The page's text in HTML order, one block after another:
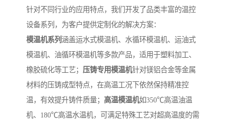
针对不同行业的应用特点，我们开发了品类丰富的温控
设备系列，为客户提供定制化的解决方案：
模温机系列涵盖运水式模温机、水循环模温机、运油式
模温机、油循环模温机等多款产品，适用于塑料加工、
橡胶硫化等工艺； 压铸专用模温机针对镁铝合金等金属
材料的压铸成型特点，在高温工况下依然保持精准控
温，有效提升铸件质量； 高温模温机如350℃高温油温
机、180℃高温水温机，可满足特殊工艺对超高温度的需